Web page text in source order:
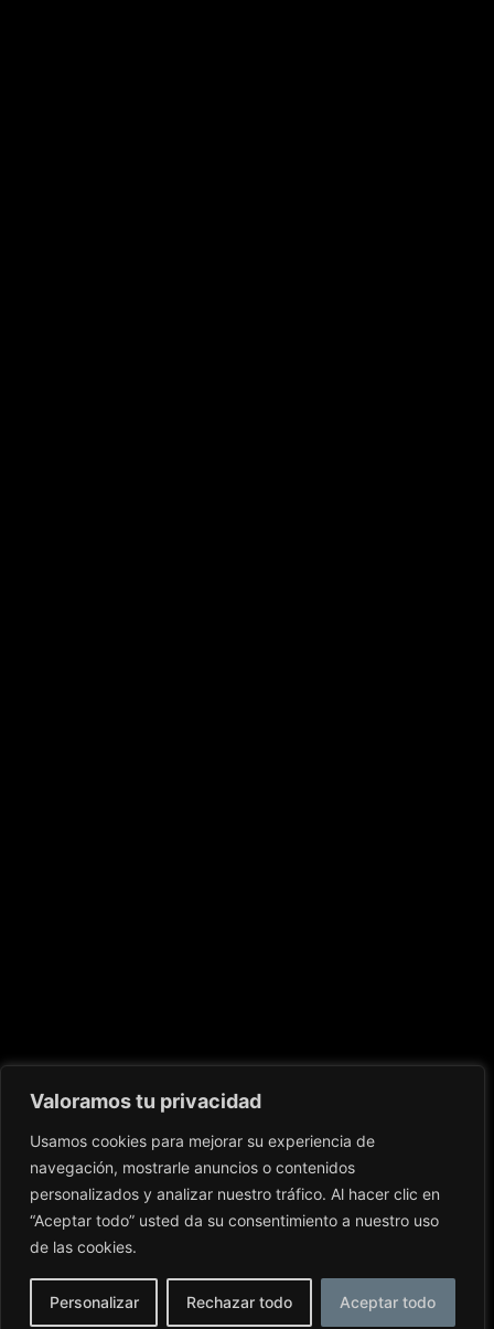
Valoramos tu privacidad
Usamos cookies para mejorar su experiencia de
navegación, mostrarle anuncios o contenidos
personalizados y analizar nuestro tráfico. Al hacer clic en
“Aceptar todo” usted da su consentimiento a nuestro uso
de las cookies.
Personalizar Rechazar todo Aceptar todo